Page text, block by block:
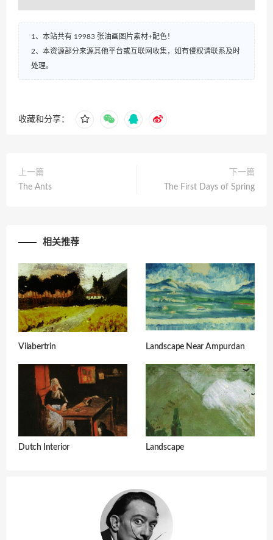
1、本站共有 19983 张油画图片素材+配色！
2、本资源部分来源其他平台或互联网收集，如有侵权请联系及时
处理。
收藏和分享：
上一篇
The Ants
下一篇
The First Days of Spring
相关推荐
Vilabertrin Landscape Near Ampurdan
Dutch Interior Landscape